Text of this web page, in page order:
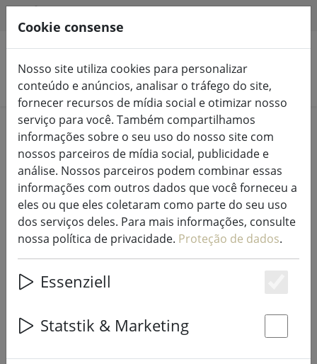
Pesquisar produtos
Home
Luzes de fadas e iluminação
Decoração iluminada
Kaemingk Lumineo cluster fairy
lights 1512 LED branco quente
exterior 14 m transparente
14% DISCOUNT
Cookie consense
Nosso site utiliza cookies para personalizar
conteúdo e anúncios, analisar o tráfego do site,
fornecer recursos de mídia social e otimizar nosso
serviço para você. Também compartilhamos
informações sobre o seu uso do nosso site com
nossos parceiros de mídia social, publicidade e
análise. Nossos parceiros podem combinar essas
informações com outros dados que você forneceu a
eles ou que eles coletaram como parte do seu uso
dos serviços deles. Para mais informações, consulte
nossa política de privacidade. Proteção de dados.
Essenziell
Statstik & Marketing